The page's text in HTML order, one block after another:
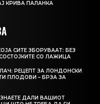
КРИВА ПАЛАНКА
СИТЕ ЗБОРУВААТ: БЕЗ
СО ЛАЖИЦА
РЕЦЕПТ ЗА ЛОНДОНСКИ
ПЛОДОВИ – БРЗА ЗА
ДАЛИ ВАШИОТ